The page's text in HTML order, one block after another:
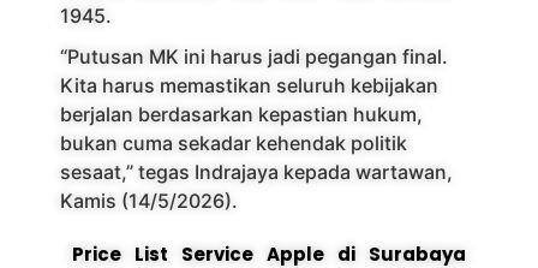
1945.
“Putusan MK ini harus jadi pegangan final.
Kita harus memastikan seluruh kebijakan
berjalan berdasarkan kepastian hukum,
bukan cuma sekadar kehendak politik
sesaat,” tegas Indrajaya kepada wartawan,
Kamis (14/5/2026).
Price List Service Apple di Surabaya